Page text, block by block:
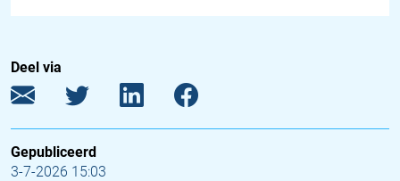
Deel via
Gepubliceerd
3-7-2026 15:03